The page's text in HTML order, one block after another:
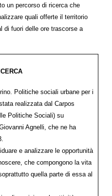
un percorso di ricerca che
quali offerte il territorio
di fuori delle ore trascorse a
Politiche sociali urbane per i
realizzata dal Carpos
Politiche Sociali) su
Agnelli, che ne ha
e analizzare le opportunità
che compongono la vita
quella parte di essa al